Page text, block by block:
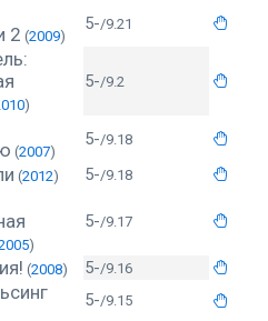
2 (2009)
5-/9.21
)
5-/9.2
(2007)
5-/9.18
(2012) 5-/9.18
)
5-/9.17
(2008) 5-/9.16
5-/9.15